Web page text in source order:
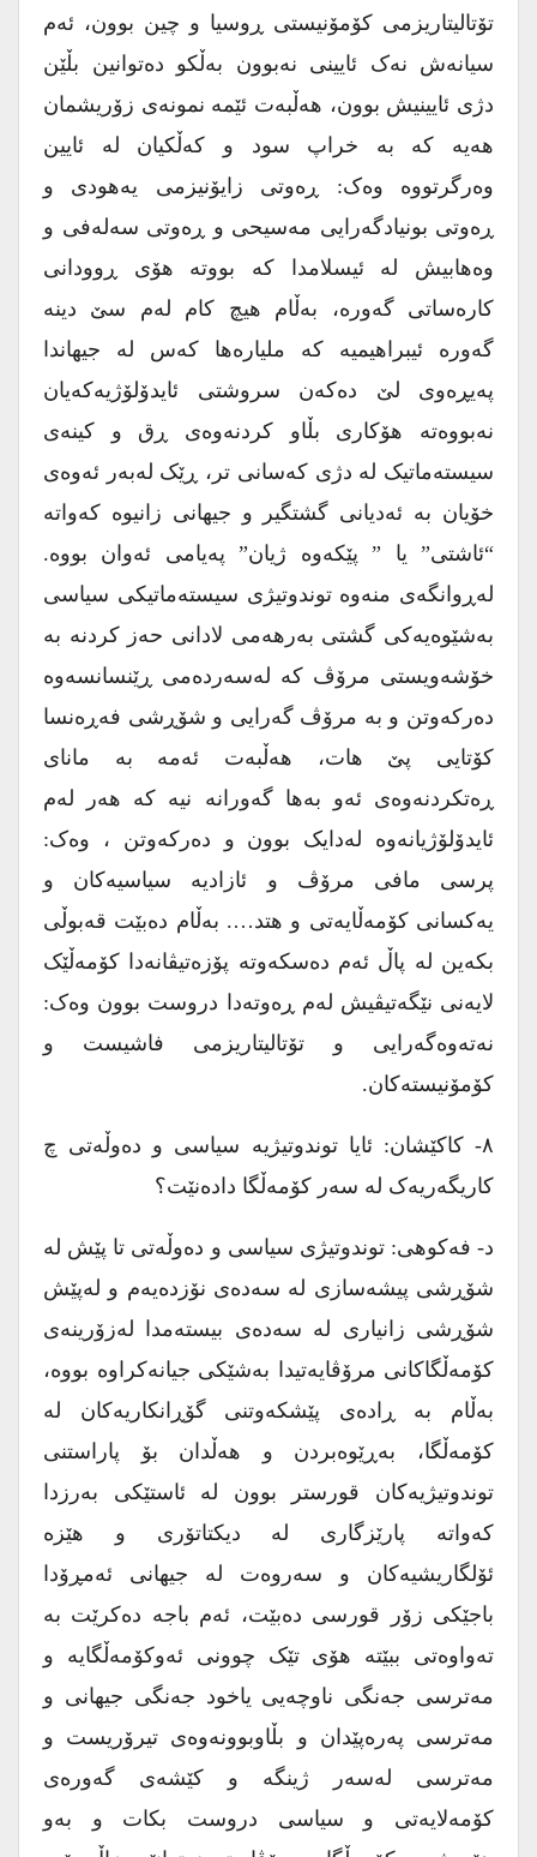
تۆتالیتاریزمی کۆمۆنیستی ڕوسیا و چین بوون، ئەم
سیانەش نەک ئایینی نەبوون بەڵکو دەتوانین بڵێن
دژی ئایینیش بوون، هەڵبەت ئێمە نمونەی زۆریشمان
هەیە کە بە خراپ سود و کەڵکیان لە ئایین
وەرگرتووە وەک: ڕەوتی زایۆنیزمی یەهودی و
ڕەوتی بونیادگەرایی مەسیحی و ڕەوتی سەلەفی و
وەهابیش لە ئیسلامدا کە بووتە هۆی ڕوودانی
کارەساتی گەورە، بەڵام هیچ کام لەم سێ دینە
گەورە ئیبراهیمیە کە ملیارەها کەس لە جیهاندا
پەیڕەوی لێ دەکەن سروشتی ئایدۆلۆژیەکەیان
نەبووەتە هۆکاری بڵاو کردنەوەی ڕق و کینەی
سیستەماتیک لە دژی کەسانی تر، ڕێک لەبەر ئەوەی
خۆیان بە ئەدیانی گشتگیر و جیهانی زانیوە کەواتە
“ئاشتی” یا ” پێکەوە ژیان” پەیامی ئەوان بووە.
لەڕوانگەی منەوە توندوتیژی سیستەماتیکی سیاسی
بەشێوەیەکی گشتی بەرهەمی لادانی حەز کردنە بە
خۆشەویستی مرۆڤ کە لەسەردەمی ڕێنسانسەوە
دەرکەوتن و بە مرۆڤ گەرایی و شۆڕشی فەڕەنسا
کۆتایی پێ هات، هەڵبەت ئەمە بە مانای
ڕەتکردنەوەی ئەو بەها گەورانە نیە کە هەر لەم
ئایدۆلۆژیانەوە لەدایک بوون و دەرکەوتن ، وەک:
پرسی مافی مرۆڤ و ئازادیە سیاسیەکان و
یەکسانی کۆمەڵایەتی و هتد…. بەڵام دەبێت قەبوڵی
بکەین لە پاڵ ئەم دەسکەوتە پۆزەتیڤانەدا کۆمەڵێک
لایەنی نێگەتیڤیش لەم ڕەوتەدا دروست بوون وەک:
نەتەوەگەرایی و تۆتالیتاریزمی فاشیست و
کۆمۆنیستەکان.
۸- کاکێشان: ئایا توندوتیژیە سیاسی و دەوڵەتی چ
کاریگەریەک لە سەر کۆمەڵگا دادەنێت؟
د- فەکوهی: توندوتیژی سیاسی و دەوڵەتی تا پێش لە
شۆڕشی پیشەسازی لە سەدەی نۆزدەیەم و لەپێش
شۆڕشی زانیاری لە سەدەی بیستەمدا لەزۆرینەی
کۆمەڵگاکانی مرۆڤایەتیدا بەشێکی جیانەکراوە بووە،
بەڵام بە ڕادەی پێشکەوتنی گۆڕانکاریەکان لە
کۆمەڵگا، بەڕێوەبردن و هەڵدان بۆ پاراستنی
توندوتیژیەکان قورستر بوون لە ئاستێکی بەرزدا
کەواتە پارێزگاری لە دیکتاتۆری و هێزە
ئۆلگاریشیەکان و سەروەت لە جیهانی ئەمڕۆدا
باجێکی زۆر قورسی دەبێت، ئەم باجە دەکرێت بە
تەواوەتی ببێتە هۆی تێک چوونی ئەوکۆمەڵگایە و
مەترسی جەنگی ناوچەیی یاخود جەنگی جیهانی و
مەترسی پەرەپێدان و بڵاوبوونەوەی تیرۆریست و
مەترسی لەسەر ژینگە و کێشەی گەورەی
کۆمەلایەتی و سیاسی دروست بکات و بەو